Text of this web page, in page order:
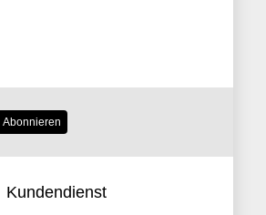
Abonnieren
Kundendienst